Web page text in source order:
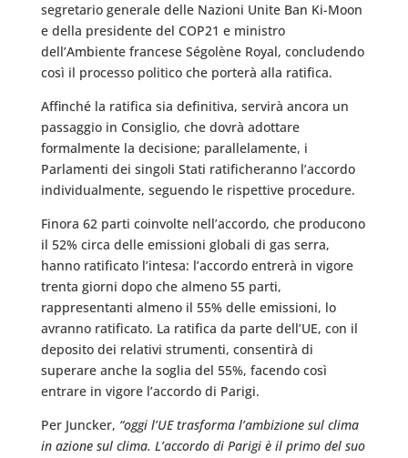
segretario generale delle Nazioni Unite Ban Ki-Moon
e della presidente del COP21 e ministro
dell’Ambiente francese Ségolène Royal, concludendo
così il processo politico che porterà alla ratifica.
Affinché la ratifica sia definitiva, servirà ancora un
passaggio in Consiglio, che dovrà adottare
formalmente la decisione; parallelamente, i
Parlamenti dei singoli Stati ratificheranno l’accordo
individualmente, seguendo le rispettive procedure.
Finora 62 parti coinvolte nell’accordo, che producono
il 52% circa delle emissioni globali di gas serra,
hanno ratificato l’intesa: l’accordo entrerà in vigore
trenta giorni dopo che almeno 55 parti,
rappresentanti almeno il 55% delle emissioni, lo
avranno ratificato. La ratifica da parte dell’UE, con il
deposito dei relativi strumenti, consentirà di
superare anche la soglia del 55%, facendo così
entrare in vigore l’accordo di Parigi.
Per Juncker, “oggi l’UE trasforma l’ambizione sul clima
in azione sul clima. L’accordo di Parigi è il primo del suo